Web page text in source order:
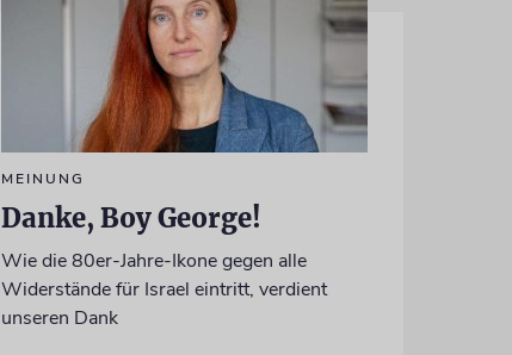
MEINUNG
Danke, Boy George!
Wie die 80er-Jahre-Ikone gegen alle
Widerstände für Israel eintritt, verdient
unseren Dank